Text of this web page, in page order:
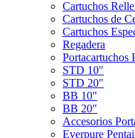
Cartuchos
Cartuchos de
Cartuchos
Regadera
Portacartuchos
STD 10"
STD 20"
BB 10"
BB 20"
Accesorios
Everpure